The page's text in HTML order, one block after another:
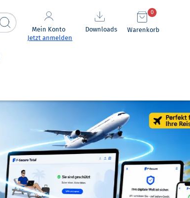
Mein Konto
Jetzt anmelden
Downloads Warenkorb
0